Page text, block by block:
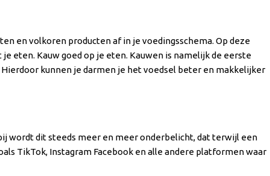
en volkoren producten af in je voedingsschema. Op deze
eten. Kauw goed op je eten. Kauwen is namelijk de eerste
kunnen je darmen je het voedsel beter en makkelijker
wordt dit steeds meer en meer onderbelicht, dat terwijl een
TikTok, Instagram Facebook en alle andere platformen waar